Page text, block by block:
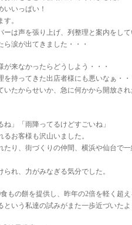
いいっぱい！
。
ーは声を張り上げ、列整理と案内をして
涙が出てきました・・・
来なかったらどうしよう・・・
を持ってきた出店者様にも悪いなぁ・・
いたからせいか、急に何かから開放され
ね」「雨降ってるけどすごいね」
お客様も沢山いました。
たり、街づくりの仲間、横浜や仙台で
れ、力がみなぎる気分でした。
もの餅を提供し、昨年の2倍を軽く超え
いう私達の試みがまた一歩近づいたよ